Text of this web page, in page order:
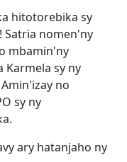
hitotorebika sy
Satria nomen'ny
mbamin'ny
sy ny
no
sy ny
ary hatanjaho ny